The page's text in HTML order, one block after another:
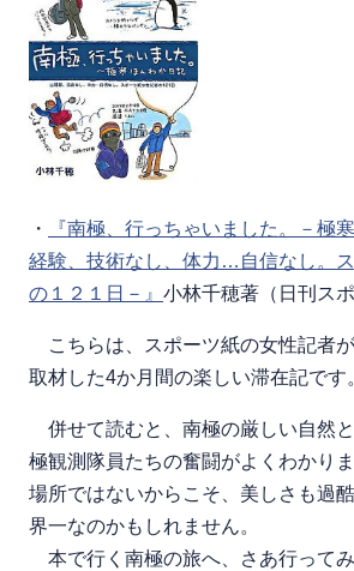
・
『南極、行っちゃいました。－
経験、技術なし、体力…自信なし。
の１２１日－』 小林千穂著（日刊ス
こちらは、スポーツ紙の女性記者
取材した4か月間の楽しい滞在記です
併せて読むと、南極の厳しい自然
極観測隊員たちの奮闘がよくわかり
場所ではないからこそ、美しさも過
界一なのかもしれません。
本で行く南極の旅へ、さあ行ってみ